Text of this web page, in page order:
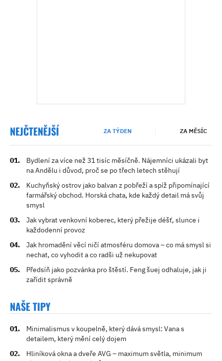
NEJČTENĚJŠÍ ZA TÝDEN ZA MĚSÍC
Bydlení za více než 31 tisíc měsíčně. Nájemníci ukázali byt
na Andělu i důvod, proč se po třech letech stěhují
Kuchyňský ostrov jako balvan z pobřeží a spíž připomínající
farmářský obchod. Horská chata, kde každý detail má svůj
smysl
Jak vybrat venkovní koberec, který přežije déšť, slunce i
každodenní provoz
Jak hromadění věcí ničí atmosféru domova – co má smysl si
nechat, co vyhodit a co radši už nekupovat
Předsíň jako pozvánka pro štěstí. Feng šuej odhaluje, jak ji
zařídit správně
NAŠE TIPY
Minimalismus v koupelně, který dává smysl: Vana s
detailem, který mění celý dojem
Hliníková okna a dveře AVG – maximum světla, minimum